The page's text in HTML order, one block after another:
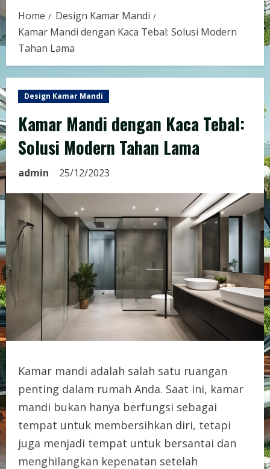
Home
Design Kamar Mandi
Kamar Mandi dengan Kaca Tebal: Solusi Modern
Tahan Lama
Design Kamar Mandi
Kamar Mandi dengan Kaca Tebal:
Solusi Modern Tahan Lama
admin 25/12/2023
Kamar mandi adalah salah satu ruangan
penting dalam rumah Anda. Saat ini, kamar
mandi bukan hanya berfungsi sebagai
tempat untuk membersihkan diri, tetapi
juga menjadi tempat untuk bersantai dan
menghilangkan kepenatan setelah